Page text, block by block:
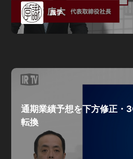
識学
通期業績予想を下方修正・
転換